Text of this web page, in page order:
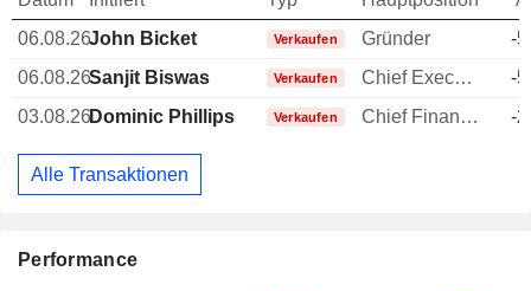
Performance
06.08.26John Bicket Verkaufen Gründer
-
06.08.26Sanjit Biswas Verkaufen Chief Executive Officer (CEO)
-
03.08.26Dominic Phillips Verkaufen Chief Financial Officer (CFO) -
Alle Transaktionen